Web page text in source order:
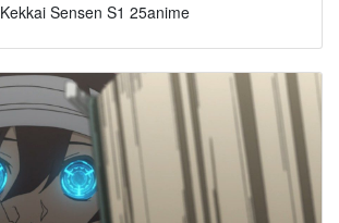
Kekkai Sensen S1 25anime